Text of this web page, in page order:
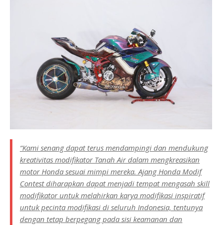
“Kami senang dapat terus mendampingi dan mendukung
kreativitas modifikator Tanah Air dalam mengkreasikan
motor Honda sesuai mimpi mereka. Ajang Honda Modif
Contest diharapkan dapat menjadi tempat mengasah skill
modifikator untuk melahirkan karya modifikasi inspiratif
untuk pecinta modifikasi di seluruh Indonesia, tentunya
dengan tetap berpegang pada sisi keamanan dan